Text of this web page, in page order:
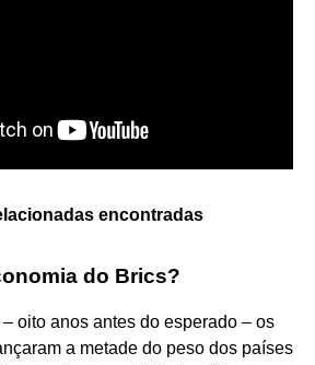
encontradas
do Brics?
oito anos antes do esperado – os
a metade do peso dos países